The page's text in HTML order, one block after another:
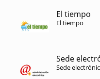
El tiempo
El tiempo
Sede
Sede